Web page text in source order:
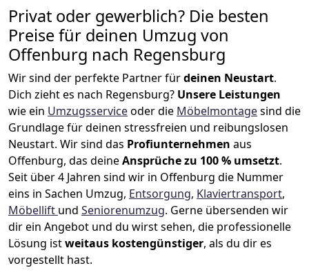
Privat oder gewerblich? Die besten
Preise für deinen Umzug von
Offenburg nach Regensburg
Wir sind der perfekte Partner fürdeinen Neustart.
Dich zieht es nach Regensburg? Unsere Leistungen
wie ein Umzugsserviceoder die Möbelmontagesind die
Grundlage für deinen stressfreien und reibungslosen
Neustart. Wir sind das Profiunternehmen aus
Offenburg, das deineAnsprüche zu 100 % umsetzt.
Seit über 4 Jahren sind wir in Offenburg die Nummer
eins in Sachen Umzug, Entsorgung, Klaviertransport,
Möbellift und Seniorenumzug. Gerne übersenden wir
dir ein Angebot und du wirst sehen, die professionelle
Lösung istweitaus kostengünstiger, als du dir es
vorgestellt hast.